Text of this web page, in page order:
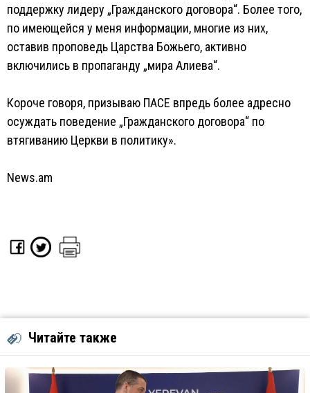
поддержку лидеру „Гражданского договора“. Более того,
по имеющейся у меня информации, многие из них,
оставив проповедь Царства Божьего, активно
включились в пропаганду „мира Алиева“.
Короче говоря, призываю ПАСЕ впредь более адресно
осуждать поведение „Гражданского договора“ по
втягиванию Церкви в политику».
News.am
Читайте также